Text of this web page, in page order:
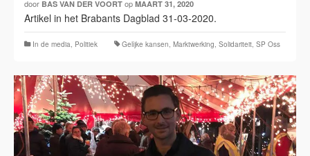
door BAS VAN DER VOORT op MAART 31, 2020
Artikel in het Brabants Dagblad 31-03-2020.
In de media, Politiek Gelijke kansen, Marktwerking, Solidariteit, SP Oss